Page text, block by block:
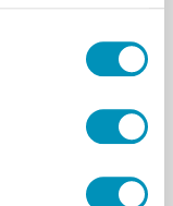
of
in kennis
in